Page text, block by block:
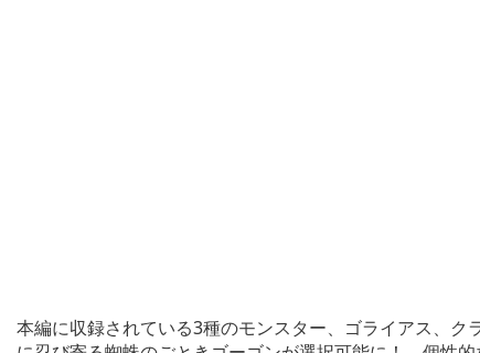
本編に収録されている3種のモンスター、ゴライアス、